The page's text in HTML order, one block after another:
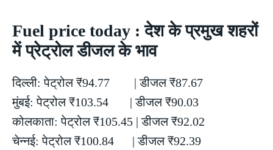
Fuel price today : देश के प्रमुख शहरों
में प्रेट्रोल डीजल के भाव
दिल्ली: पेट्रोल ₹94.77 | डीजल ₹87.67
मुंबई: पेट्रोल ₹103.54 | डीजल ₹90.03
कोलकाता: पेट्रोल ₹105.45 | डीजल ₹92.02
चेन्नई: पेट्रोल ₹100.84 | डीजल ₹92.39